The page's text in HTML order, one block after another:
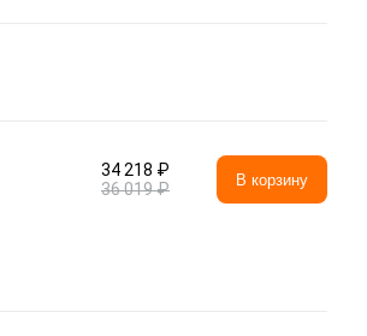
34 218 ₽
36 019 ₽
В корзину